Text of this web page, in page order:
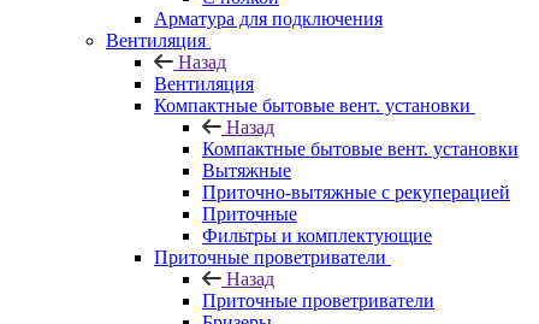
Арматура для подключения
Вентиляция
Назад
Вентиляция
Компактные бытовые вент. установки
Назад
Компактные бытовые вент. установки
Вытяжные
Приточно-вытяжные с рекуперацией
Приточные
Фильтры и комплектующие
Приточные проветриватели
Назад
Приточные проветриватели